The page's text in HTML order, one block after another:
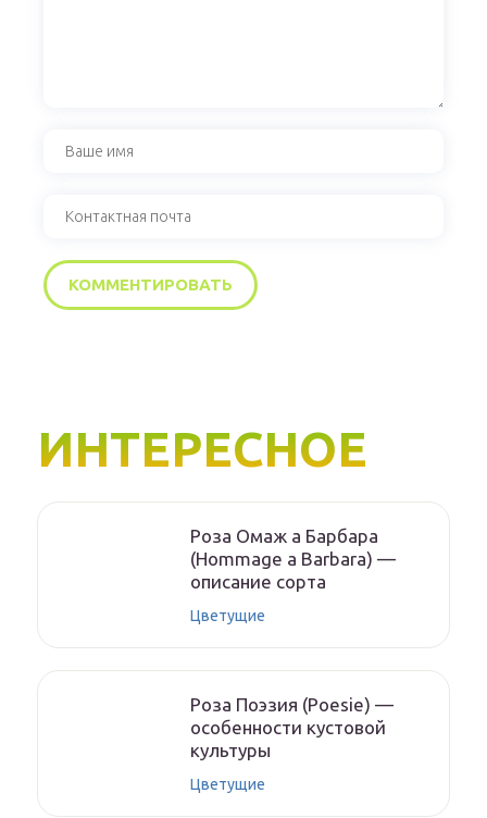
ИНТЕРЕСНОЕ
Роза Омаж а Барбара
(Hommage a Barbara) —
описание сорта
Цветущие
Роза Поэзия (Poesie) —
особенности кустовой
культуры
Цветущие